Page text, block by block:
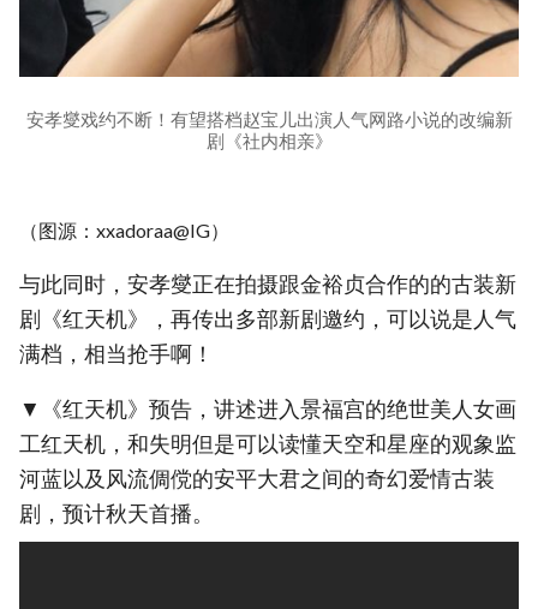
安孝燮戏约不断！有望搭档赵宝儿出演人气网路小说的改编新
剧《社内相亲》
（图源：xxadoraa@IG）
与此同时，安孝燮正在拍摄跟金裕贞合作的的古装新
剧《红天机》，再传出多部新剧邀约，可以说是人气
满档，相当抢手啊！
▼《红天机》预告，讲述进入景福宫的绝世美人女画
工红天机，和失明但是可以读懂天空和星座的观象监
河蓝以及风流倜傥的安平大君之间的奇幻爱情古装
剧，预计秋天首播。